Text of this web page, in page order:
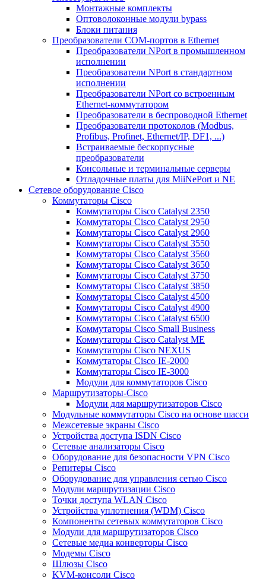
Монтажные комплекты
Оптоволоконные модули bypass
Блоки питания
Преобразователи COM-портов в Ethernet
Преобразователи NPort в промышленном
исполнении
Преобразователи NPort в стандартном
исполнении
Преобразователи NPort со встроенным
Ethernet-коммутатором
Преобразователи в беспроводной Ethernet
Преобразователи протоколов (Modbus,
Profibus, Profinet, Ethernet/IP, DF1, ...)
Встраиваемые бескорпусные
преобразователи
Консольные и терминальные серверы
Отладочные платы для MiiNePort и NE
Сетевое оборудование Cisco
Коммутаторы Cisco
Коммутаторы Cisco Catalyst 2350
Коммутаторы Cisco Catalyst 2950
Коммутаторы Cisco Catalyst 2960
Коммутаторы Cisco Catalyst 3550
Коммутаторы Cisco Catalyst 3560
Коммутаторы Cisco Catalyst 3650
Коммутаторы Cisco Catalyst 3750
Коммутаторы Cisco Catalyst 3850
Коммутаторы Cisco Catalyst 4500
Коммутаторы Cisco Catalyst 4900
Коммутаторы Cisco Catalyst 6500
Коммутаторы Cisco Small Business
Коммутаторы Cisco Catalyst ME
Коммутаторы Cisco NEXUS
Коммутаторы Cisco IE-2000
Коммутаторы Cisco IE-3000
Модули для коммутаторов Cisco
Маршрутизаторы-Cisco
Модули для маршрутизаторов Cisco
Модульные коммутаторы Cisco на основе шасси
Межсетевые экраны Cisco
Устройства доступа ISDN Cisco
Сетевые анализаторы Cisco
Оборудование для безопасности VPN Cisco
Репитеры Cisco
Оборудование для управления сетью Cisco
Модули маршрутизации Cisco
Точки доступа WLAN Cisco
Устройства уплотнения (WDM) Cisco
Компоненты сетевых коммутаторов Cisco
Модули для маршрутизаторов Cisco
Сетевые медиа конверторы Cisco
Модемы Cisco
Шлюзы Cisco
KVM-консоли Cisco